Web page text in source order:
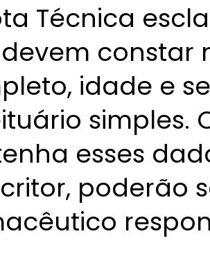
Técnica
constar
idade e
simples.
esses
poderão